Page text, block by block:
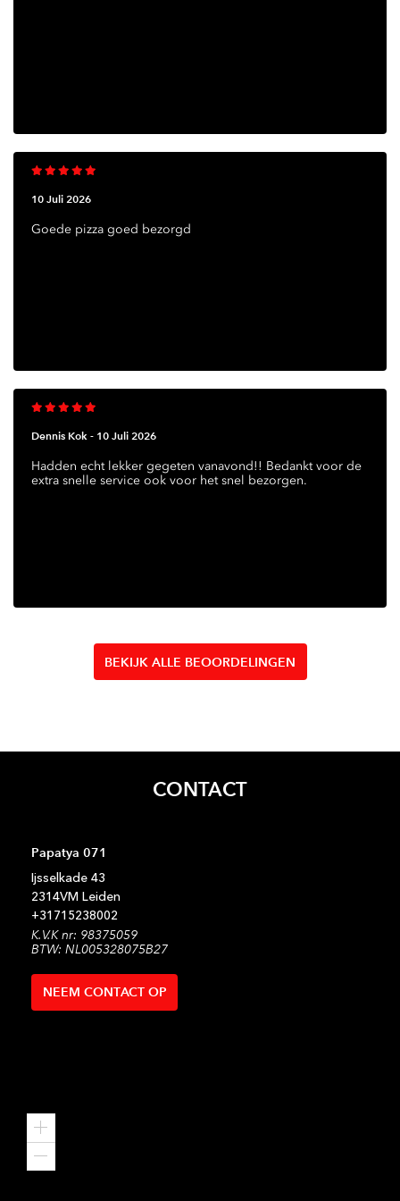
10 Juli 2026
Goede pizza goed bezorgd
Dennis Kok - 10 Juli 2026
Hadden echt lekker gegeten vanavond!! Bedankt voor de
extra snelle service ook voor het snel bezorgen.
BEKIJK ALLE BEOORDELINGEN
CONTACT
Papatya 071
Ijsselkade 43
2314VM Leiden
+31715238002
K.V.K nr: 98375059
BTW: NL005328075B27
NEEM CONTACT OP
Zoom